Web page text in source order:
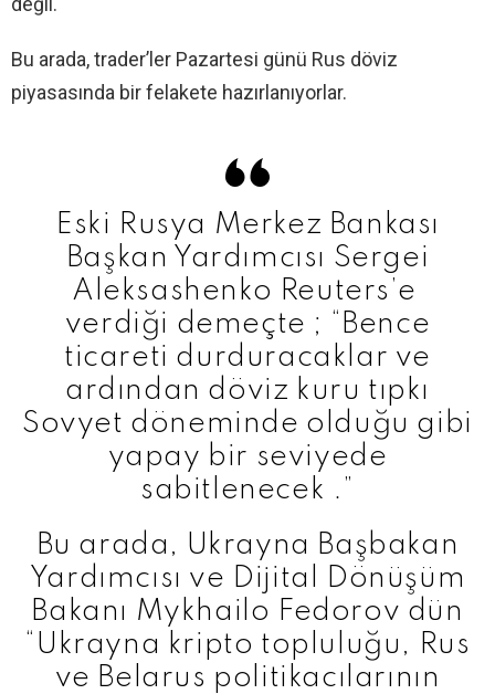
Bu arada, trader’ler Pazartesi günü Rus döviz
piyasasında bir felakete hazırlanıyorlar.
Eski Rusya Merkez Bankası
Başkan Yardımcısı Sergei
Aleksashenko Reuters’e
verdiği demeçte ; “Bence
ticareti durduracaklar ve
ardından döviz kuru tıpkı
Sovyet döneminde olduğu gibi
yapay bir seviyede
sabitlenecek .”
Bu arada, Ukrayna Başbakan
Yardımcısı ve Dijital Dönüşüm
Bakanı Mykhailo Fedorov dün
“Ukrayna kripto topluluğu, Rus
ve Belarus politikacılarının